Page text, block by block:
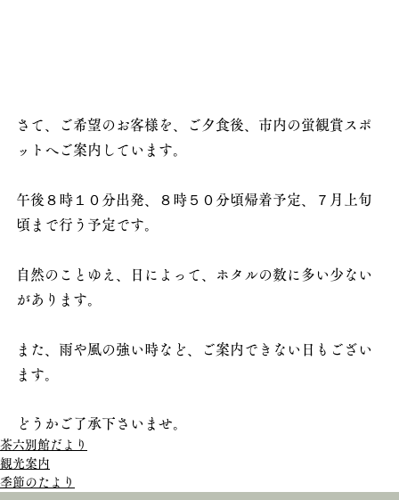
さて、ご希望のお客様を、ご夕食後、市内の蛍観賞スポ
ットへご案内しています。
午後８時１０分出発、８時５０分頃帰着予定、７月上旬
頃まで行う予定です。
自然のことゆえ、日によって、ホタルの数に多い少ない
があります。
また、雨や風の強い時など、ご案内できない日もござい
ます。
どうかご了承下さいませ。
茶六別館だより
観光案内
季節のたより